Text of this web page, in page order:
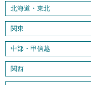
北海道・東北
関東
中部・甲信越
関西